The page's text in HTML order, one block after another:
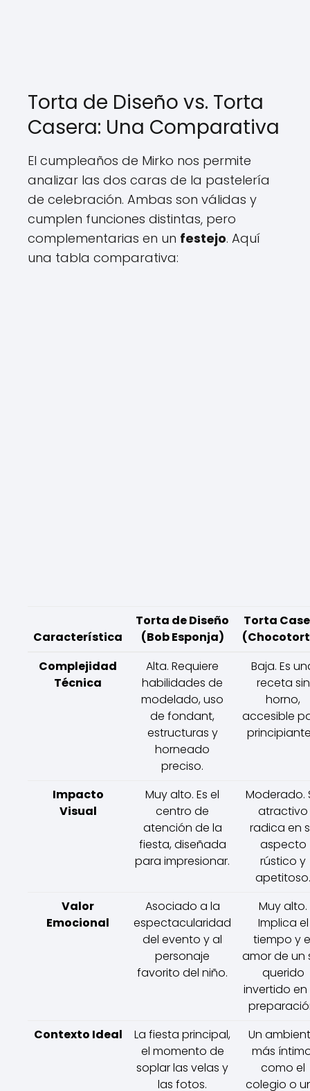
Torta de Diseño vs. Torta
Casera: Una Comparativa
El cumpleaños de Mirko nos permite
analizar las dos caras de la pastelería
de celebración. Ambas son válidas y
cumplen funciones distintas, pero
complementarias en un festejo. Aquí
una tabla comparativa:
Característica
Torta de Diseño
(Bob Esponja)
Torta
Complejidad
Técnica
Alta. Requiere
habilidades de
modelado, uso
de fondant,
estructuras y
horneado
preciso.
Baja. Es
receta sin
horno,
accesible
Impacto
Visual
Muy alto. Es el
centro de
atención de la
fiesta, diseñada
para impresionar.
Moderado.
atractivo
radica en
aspecto
rústico y
apetitoso.
Valor
Emocional
Asociado a la
espectacularidad
del evento y al
personaje
favorito del niño.
Muy alto.
Implica el
tiempo y
amor de un
querido
invertido en
Contexto Ideal
La fiesta principal,
el momento de
soplar las velas y
las fotos.
Un
más
como el
colegio o